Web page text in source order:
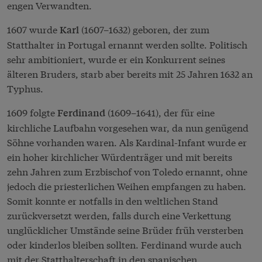
engen Verwandten.
1607 wurdeKarl (1607–1632) geboren, der zum
Statthalter in Portugal ernannt werden sollte. Politisch
sehr ambitioniert, wurde er ein Konkurrent seines
älteren Bruders, starb aber bereits mit 25 Jahren 1632 an
Typhus.
1609 folgteFerdinand (1609–1641), der für eine
kirchliche Laufbahn vorgesehen war, da nun genügend
Söhne vorhanden waren. Als Kardinal-Infant wurde er
ein hoher kirchlicher Würdenträger und mit bereits
zehn Jahren zum Erzbischof von Toledo ernannt, ohne
jedoch die priesterlichen Weihen empfangen zu haben.
Somit konnte er notfalls in den weltlichen Stand
zurückversetzt werden, falls durch eine Verkettung
unglücklicher Umstände seine Brüder früh versterben
oder kinderlos bleiben sollten. Ferdinand wurde auch
mit der Statthalterschaft in den spanischen